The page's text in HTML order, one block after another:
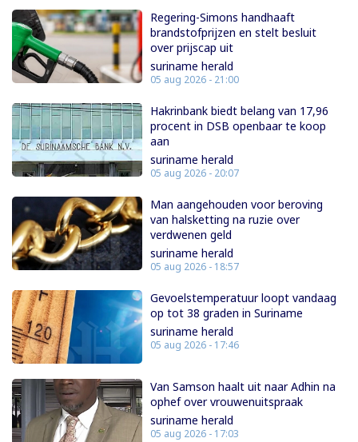
Regering-Simons handhaaft
brandstofprijzen en stelt besluit
over prijscap uit
suriname herald
05 aug 2026 - 21:00
Hakrinbank biedt belang van 17,96
procent in DSB openbaar te koop
aan
suriname herald
05 aug 2026 - 20:07
Man aangehouden voor beroving
van halsketting na ruzie over
verdwenen geld
suriname herald
05 aug 2026 - 18:57
Gevoelstemperatuur loopt vandaag
op tot 38 graden in Suriname
suriname herald
05 aug 2026 - 17:46
Van Samson haalt uit naar Adhin na
ophef over vrouwenuitspraak
suriname herald
05 aug 2026 - 17:03